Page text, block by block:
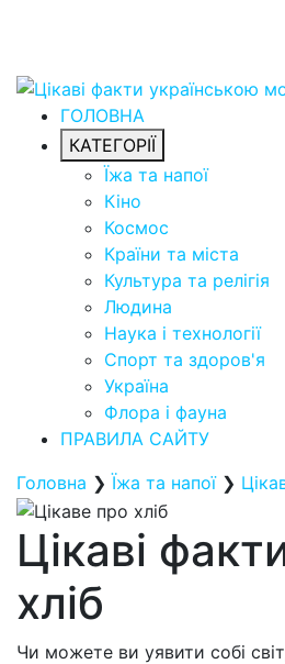
ГОЛОВНА
КАТЕГОРІЇ
Їжа та напої
Кіно
Космос
Країни та міста
Культура та релігія
Людина
Наука і технології
Спорт та здоров'я
Україна
Флора і фауна
ПРАВИЛА САЙТУ
Головна ❯ Їжа та напої ❯
Цікаві
хліб
Чи можете ви уявити собі